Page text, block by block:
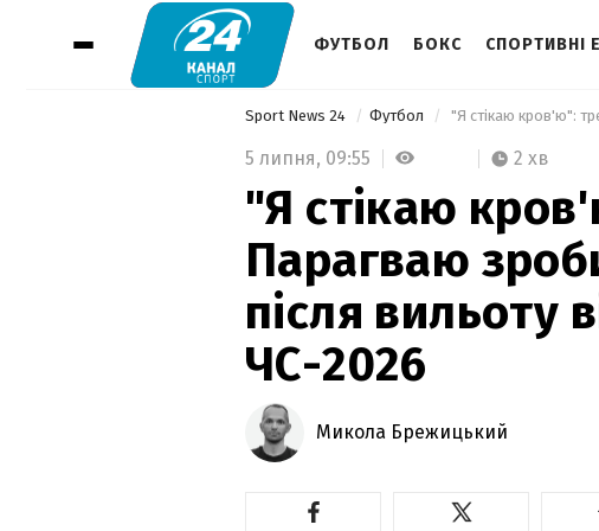
ФУТБОЛ БОКС СПОРТИВНІ
Sport News 24 Футбол
5 липня, 09:55 2 хв
"Я стікаю
Парагваю
після вильоту
ЧС-2026
Микола Брежицький